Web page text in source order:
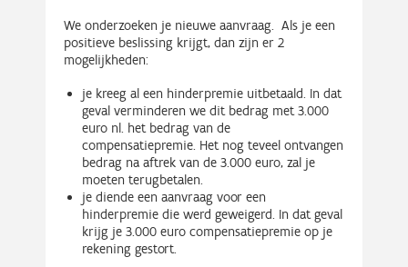
We onderzoeken je nieuwe aanvraag. Als je een
positieve beslissing krijgt, dan zijn er 2
mogelijkheden:
je kreeg al een hinderpremie uitbetaald. In dat
geval verminderen we dit bedrag met 3.000
euro nl. het bedrag van de
compensatiepremie. Het nog teveel ontvangen
bedrag na aftrek van de 3.000 euro, zal je
moeten terugbetalen.
je diende een aanvraag voor een
hinderpremie die werd geweigerd. In dat geval
krijg je 3.000 euro compensatiepremie op je
rekening gestort.